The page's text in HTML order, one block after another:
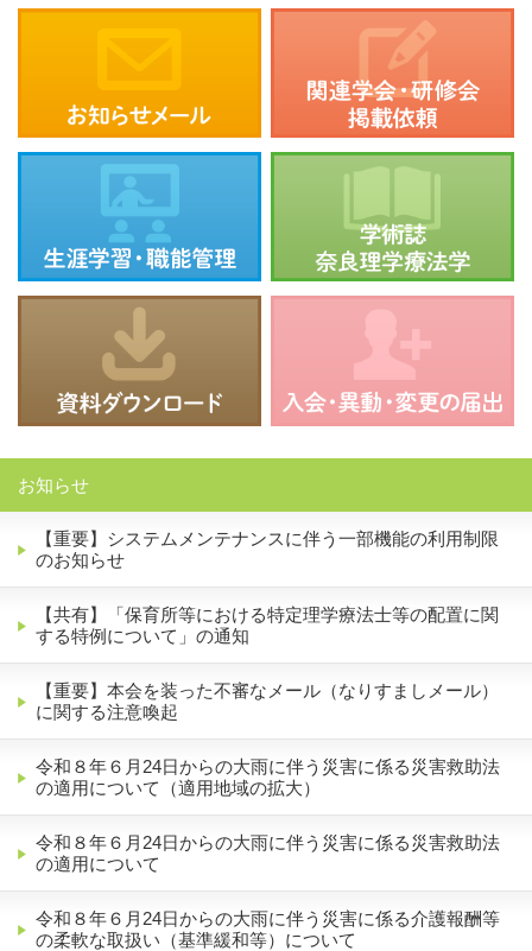
お知らせ
【重要】システムメンテナンスに伴う一部機能の利用制限
のお知らせ
【共有】「保育所等における特定理学療法士等の配置に関
する特例について」の通知
【重要】本会を装った不審なメール（なりすましメール）
に関する注意喚起
令和８年６月24日からの大雨に伴う災害に係る災害救助法
の適用について（適用地域の拡大）
令和８年６月24日からの大雨に伴う災害に係る災害救助法
の適用について
令和８年６月24日からの大雨に伴う災害に係る介護報酬等
の柔軟な取扱い（基準緩和等）について